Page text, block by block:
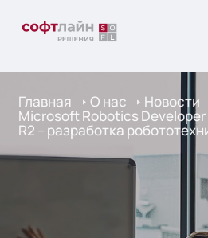
Главная О нас Новости
Microsoft Robotics
R2 – разработка